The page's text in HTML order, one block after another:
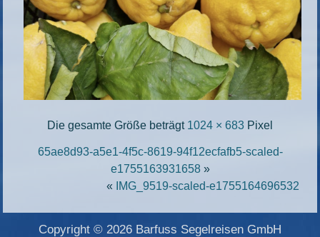
Die gesamte Größe beträgt 1024 × 683 Pixel
65ae8d93-a5e1-4f5c-8619-94f12ecfafb5-scaled-
e1755163931658»
«
IMG_9519-scaled-e1755164696532
Copyright © 2026 Barfuss Segelreisen GmbH